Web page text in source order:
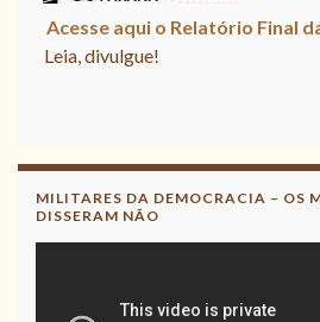
Acesse aqui o
Leia,
MILITARES DA DEMOCRACIA – OS
DISSERAM NÃO